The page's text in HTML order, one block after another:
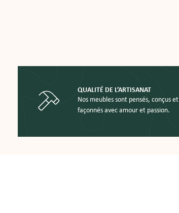
QUALITÉ DE L’ARTISANAT
Nos meubles sont pensés, conçus et
façonnés avec amour et passion.